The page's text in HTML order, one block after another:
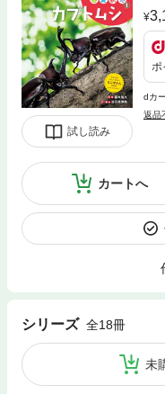
試し読み
ポ
dカ
返品
カートへ
シリーズ 全18冊
未